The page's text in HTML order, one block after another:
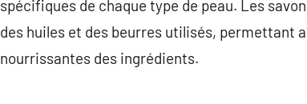
spécifiques de chaque type de peau. Les
des huiles et des beurres utilisés, permettant
nourrissantes des ingrédients.